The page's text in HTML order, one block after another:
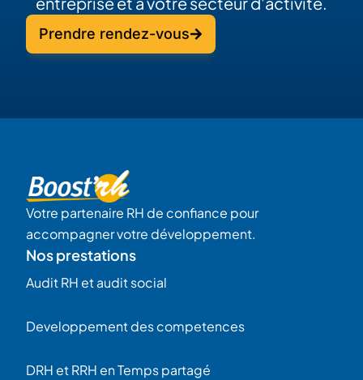
Prendre rendez-vous
Votre partenaire RH de confiance pour
accompagner votre développement.
Nos prestations
Audit RH et audit social
Developpement des competences
DRH et RRH en Temps partagé